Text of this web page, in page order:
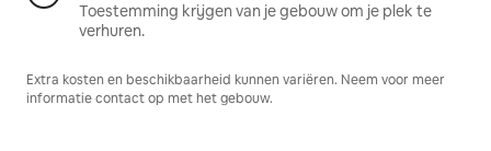
Toestemming krijgen van je gebouw om je plek te
verhuren.
Extra kosten en beschikbaarheid kunnen variëren. Neem voor meer
informatie contact op met het gebouw.